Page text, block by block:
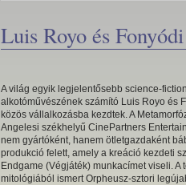
Luis Royo és
A világ egyik legjelentősebb science-
alkotóművészének számító Luis Royo és
közös vállalkozásba kezdtek. A
Angelesi székhelyű CinePartners
nem gyártóként, hanem ötletgazdaként
produkció felett, amely a kreáció kezdeti
Endgame (Végjáték) munkacímet viseli. A
mitológiából ismert Orpheusz-sztori